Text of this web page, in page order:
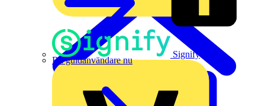
Signify
Bli guldanvändare nu